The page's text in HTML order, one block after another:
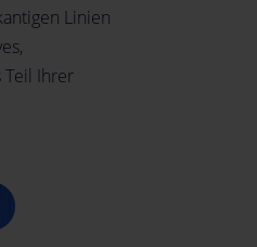
Linien
Teil Ihrer